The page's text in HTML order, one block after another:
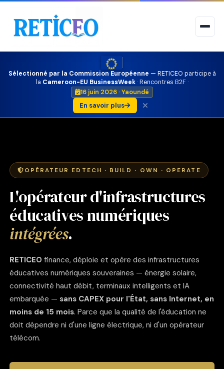
Sélectionné par la Commission Européenne — RETICEO participe à
la Cameroon-EU BusinessWeek· Rencontres B2F ·
16 juin 2026 · Yaoundé
En savoir plus
OPÉRATEUR EDTECH · BUILD · OWN · OPERATE
L'opérateur d'infrastructures
éducatives numériques
intégrées.
RETICEO finance, déploie et opère des infrastructures
éducatives numériques souveraines — énergie solaire,
connectivité haut débit, terminaux intelligents et IA
embarquée — sans CAPEX pour l'État, sans Internet, en
moins de 15 mois. Parce que la qualité de l'éducation ne
doit dépendre ni d'une ligne électrique, ni d'un opérateur
télécom.